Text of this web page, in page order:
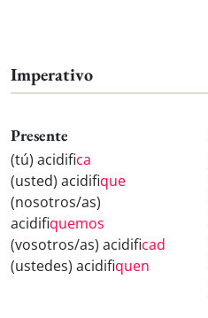
Imperativo
Presente
(tú) acidifica
(usted) acidifique
(nosotros/as)
acidifiquemos
(vosotros/as) acidificad
(ustedes) acidifiquen